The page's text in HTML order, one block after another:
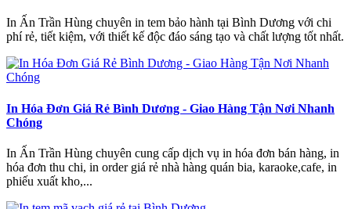
In Ấn Trần Hùng chuyên in tem bảo hành tại Bình Dương với chi
phí rẻ, tiết kiệm, với thiết kế độc đáo sáng tạo và chất lượng tốt nhất.
In Hóa Đơn Giá Rẻ Bình Dương - Giao Hàng Tận Nơi Nhanh
Chóng
In Ấn Trần Hùng chuyên cung cấp dịch vụ in hóa đơn bán hàng, in
hóa đơn thu chi, in order giá rẻ nhà hàng quán bia, karaoke,cafe, in
phiếu xuất kho,...